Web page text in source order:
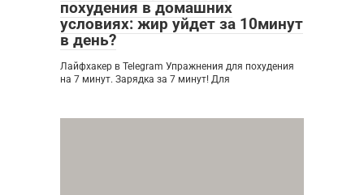
похудения в домашних
условиях: жир уйдет за 10минут
в день?
Лайфхакер в Telegram Упражнения для похудения
на 7 минут. Зарядка за 7 минут! Для